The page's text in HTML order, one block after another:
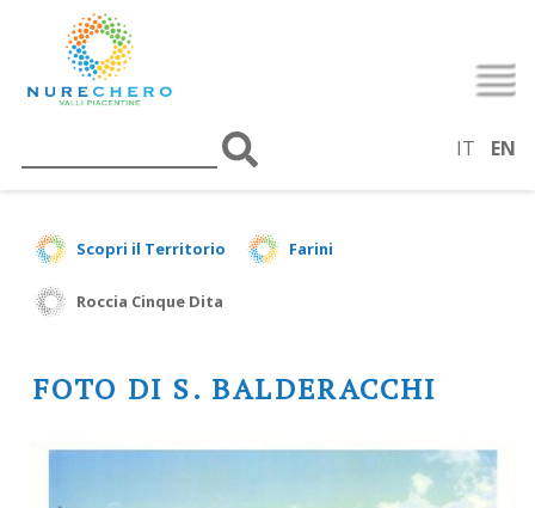
IT EN
Scopri il Territorio Farini
Roccia Cinque Dita
FOTO DI S. BALDERACCHI